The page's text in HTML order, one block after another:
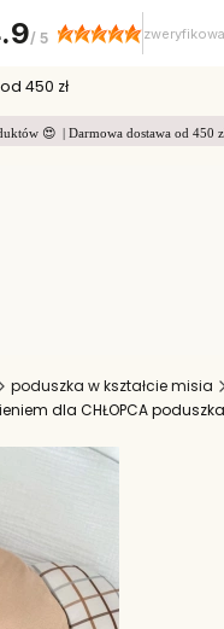
450 zł
😍 | Darmowa dostawa od 450
poduszka w kształcie misia
dla CHŁOPCA
/ 5